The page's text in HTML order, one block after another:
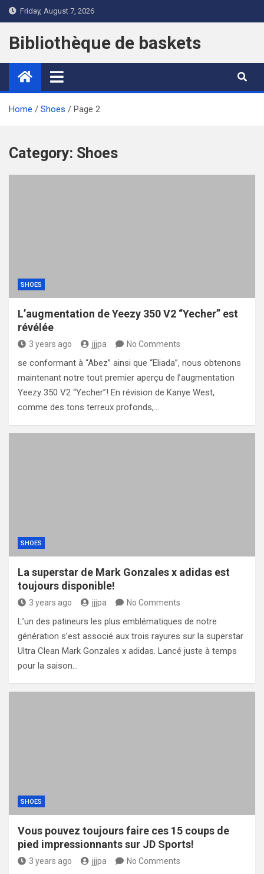
Skip
to
content
Friday, August 7, 2026
Bibliothèque de baskets
Home Shoes Page 2
Category: Shoes
SHOES
L’augmentation de Yeezy 350 V2 “Yecher” est
révélée
3 years ago jjjpa No Comments
se conformant à “Abez” ainsi que “Eliada”, nous obtenons
maintenant notre tout premier aperçu de l’augmentation
Yeezy 350 V2 “Yecher”! En révision de Kanye West,
comme des tons terreux profonds,…
SHOES
La superstar de Mark Gonzales x adidas est
toujours disponible!
3 years ago jjjpa No Comments
L’un des patineurs les plus emblématiques de notre
génération s’est associé aux trois rayures sur la superstar
Ultra Clean Mark Gonzales x adidas. Lancé juste à temps
pour la saison…
SHOES
Vous pouvez toujours faire ces 15 coups de
pied impressionnants sur JD Sports!
3 years ago jjjpa No Comments